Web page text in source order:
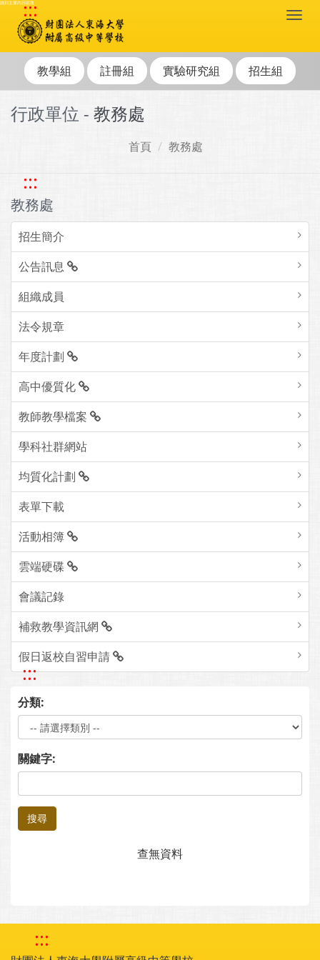
跳到主要內容區塊
:::
教學組 註冊組 實驗研究組 招生組
行政單位 - 教務處
首頁 教務處
:::
教務處
招生簡介
公告訊息
組織成員
法令規章
年度計劃
高中優質化
教師教學檔案
學科社群網站
均質化計劃
表單下載
活動相簿
雲端硬碟
會議記錄
補救教學資訊網
假日返校自習申請
:::
分類:
關鍵字:
搜尋
查無資料
:::